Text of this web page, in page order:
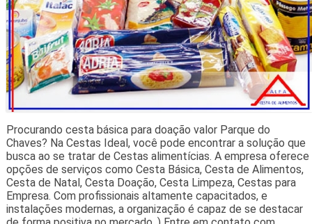
Procurando cesta básica para doação valor Parque do
Chaves? Na Cestas Ideal, você pode encontrar a solução que
busca ao se tratar de Cestas alimentícias. A empresa oferece
opções de serviços como Cesta Básica, Cesta de Alimentos,
Cesta de Natal, Cesta Doação, Cesta Limpeza, Cestas para
Empresa. Com profissionais altamente capacitados, e
instalações modernas, a organização é capaz de se destacar